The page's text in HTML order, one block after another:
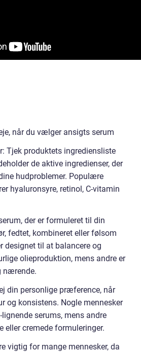
når du vælger ansigts serum
Tjek produktets ingrediensliste
de aktive ingredienser, der
hudproblemer. Populære
hyaluronsyre, retinol, C-vitamin
der er formuleret til din
fedtet, kombineret eller følsom
designet til at balancere og
olieproduktion, mens andre er
nærende.
din personlige præference, når
og konsistens. Nogle mennesker
serums, mens andre
cremede formuleringer.
vigtig for mange mennesker, da